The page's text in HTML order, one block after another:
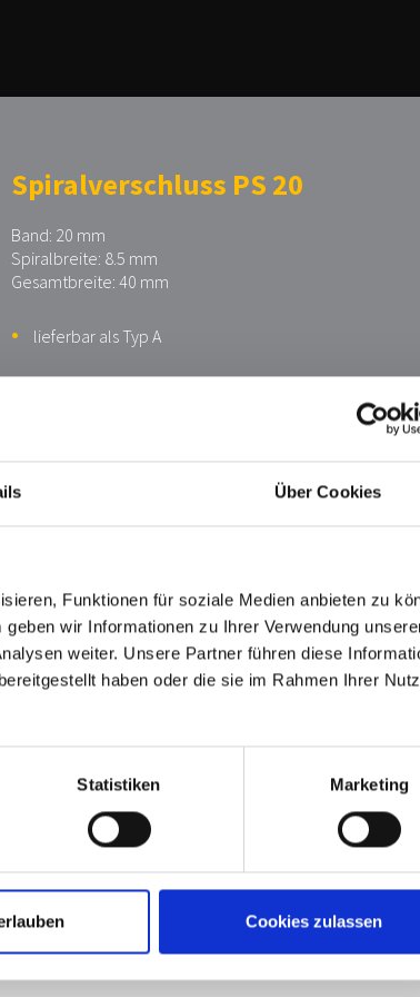
Über Cookies
Funktionen für soziale Medien anbieten zu
wir Informationen zu Ihrer Verwendung
weiter. Unsere Partner führen diese
haben oder die sie im Rahmen Ihrer
Statistiken Marketing
Cookies zulassen
Spiralverschluss PS 20
Band: 20 mm
Spiralbreite: 8.5 mm
Gesamtbreite: 40 mm
lieferbar als Typ A